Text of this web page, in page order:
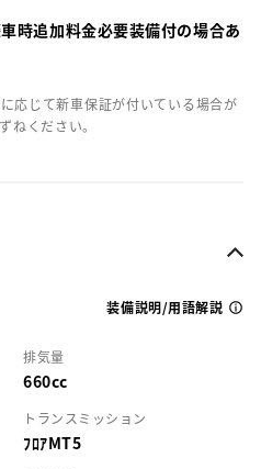
時追加料金必要装備付の場合あ
応じて新車保証が付いている場合が
ねください。
装備説明/用語解説
排気量
660cc
トランスミッション
ﾌﾛｱMT5